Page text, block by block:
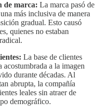
de marca: La marca pasó de
más inclusiva de manera
gradual. Esto causó
quienes no estaban
La base de clientes
acostumbrada a la imagen
durante décadas. Al
abrupta, la compañía
leales sin atraer de
demográfico.